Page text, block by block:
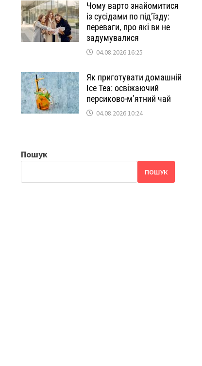
Чому варто знайомитися
із сусідами по під’їзду:
переваги, про які ви не
задумувалися
04.08.2026 16:25
Як приготувати домашній
Ice Tea: освіжаючий
персиково-м’ятний чай
04.08.2026 10:24
Пошук
ПОШУК